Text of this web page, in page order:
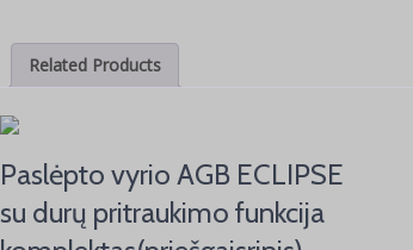
Related Products
Paslėpto vyrio AGB ECLIPSE
su durų pritraukimo funkcija